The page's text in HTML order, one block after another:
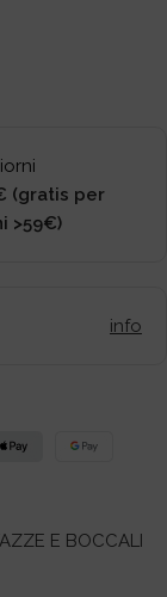
(gratis per
>59€)
info
E BOCCALI